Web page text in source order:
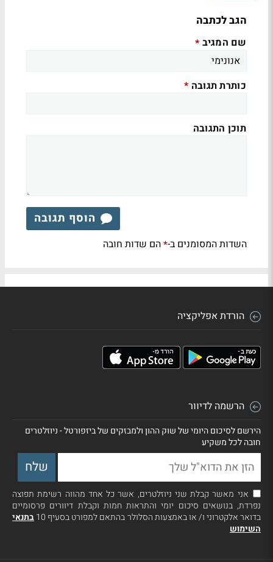
הגב לכתבה
שם המגיב *
כותרת תגובה *
תוכן התגובה
הוסף תגובה
השדות המסומנים ב-*הם שדות חובה
הורדת אפליקציה
הרשמה לדיוור
הירשם לסיכום היומי של שוק ההון ולמבזקים של ביזפורטל - ניוזלטרים
חובה לכל משקיע
אני מאשר קבלת שני ניוזלטרים, אשר כל אחד מהווה רשימת תפוצה
נפרדת, בנושאים סיכום יומי והתראות חמות וקבלת דיוורים פרסומיים
בדואר אלקטרוני ו/ או באמצעות הסלולר בהתאם למפורט בסעיף 10
בתנאי
השימוש